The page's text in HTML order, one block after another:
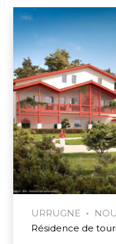
URRUGNE •
Résidence de